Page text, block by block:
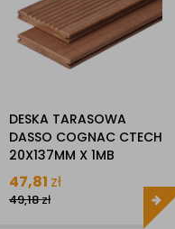
DESKA TARASOWA
DASSO COGNAC CTECH
20X137MM X 1MB
CERAMIX DESKA
BAMBUSOWA
47,81 zł
49,18zł